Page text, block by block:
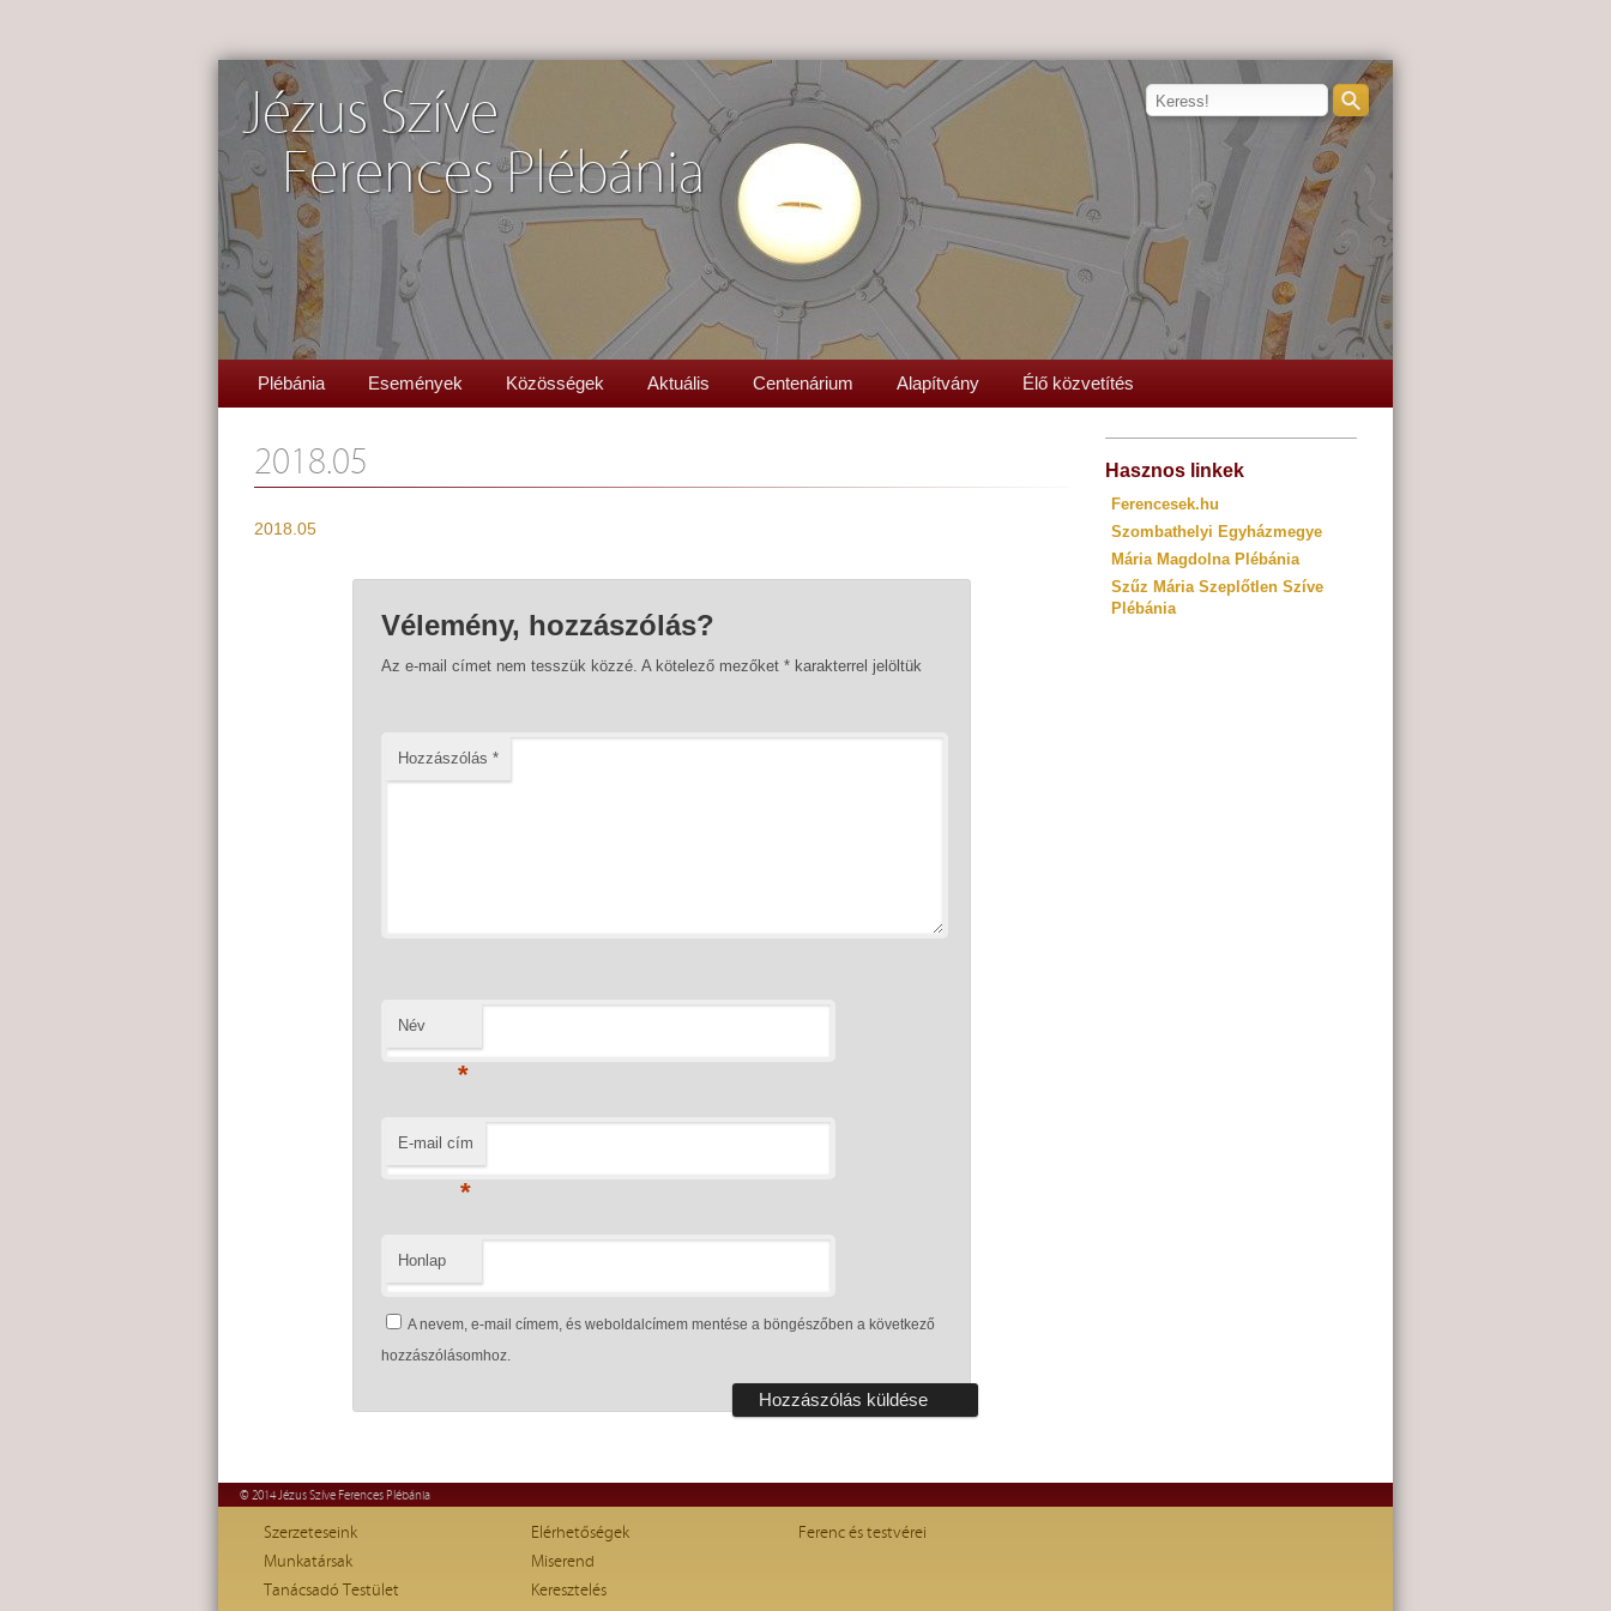
Jézus Szíve
Ferences Plébánia
Plébánia Események Közösségek Aktuális Centenárium Alapítvány Élő közvetítés
2018.05
2018.05
Vélemény, hozzászólás?
Az e-mail címet nem tesszük közzé. A kötelező mezőket *karakterrel jelöltük
Hozzászólás *
Név
*
E-mail cím
*
Honlap
A nevem, e-mail címem, és weboldalcímem mentése a böngészőben a következő
hozzászólásomhoz.
Hasznos linkek
Ferencesek.hu
Szombathelyi Egyházmegye
Mária Magdolna Plébánia
Szűz Mária Szeplőtlen Szíve
Plébánia
© 2014 Jézus Szíve Ferences Plébánia
Szerzeteseink
Munkatársak
Tanácsadó Testület
Elérhetőségek
Miserend
Keresztelés
Ferenc és testvérei